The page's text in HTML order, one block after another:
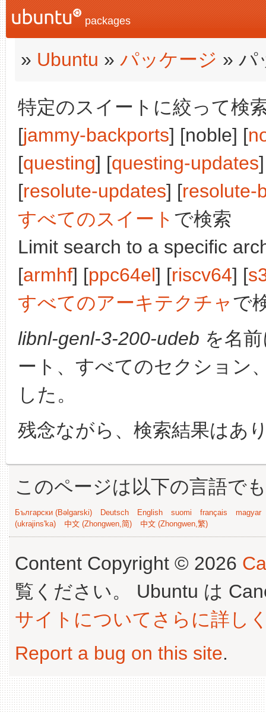
packages
» Ubuntu » パッケージ » パ
特定のスイートに絞って検
[jammy-backports] [noble] [
[questing] [questing-updates
[resolute-updates] [resolute-
すべてのスイート で検索
Limit search to a specific
[armhf] [ppc64el] [riscv64] [
すべてのアーキテクチャで
libnl-genl-3-200-udeb を名
ート、すべてのセクション
した。
残念ながら、検索結果はあ
このページは以下の言語で
Български (Bəlgarski) Deutsch English suomi français
magyar
(ukrajins'ka)
中文 (Zhongwen,简) 中文 (Zhongwen,繁)
Content Copyright © 2026
覧ください。 Ubuntu は
サイトについてさらに詳し
Report a bug on this site.